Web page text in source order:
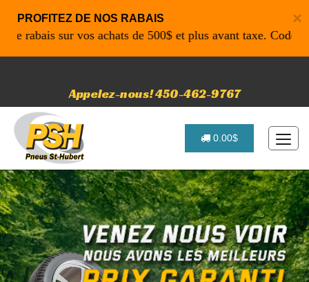
×
PROFITEZ DE NOS RABAIS
sur vos achats de 500$ et plus avant taxe. Code
Appelez-nous! 450-462-9767
0.00$